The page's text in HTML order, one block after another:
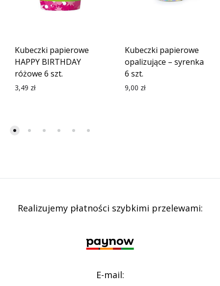
Kubeczki papierowe
HAPPY BIRTHDAY
różowe 6 szt.
3,49 zł
Kubeczki papierowe
opalizujące – syrenka
6 szt.
9,00 zł
Realizujemy płatności szybkimi przelewami:
E-mail: